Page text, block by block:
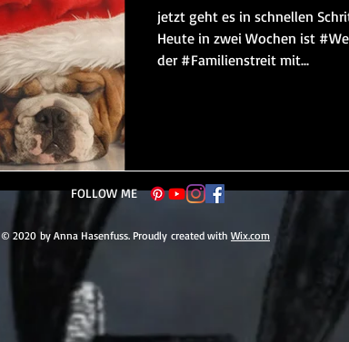
jetzt geht es in schnellen
Heute in zwei Wochen ist
der #Familienstreit mit...
FOLLOW ME
© 2020 by Anna Hasenfuss. Proudly created with Wix.com